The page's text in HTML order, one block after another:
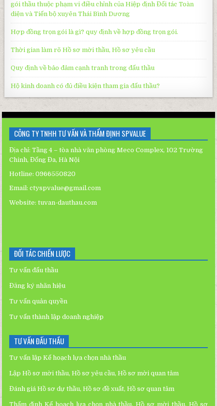
gói thầu thuộc phạm vi điều chỉnh của Hiệp định Đối tác Toàn
diện và Tiến bộ xuyên Thái Bình Dương
Hợp đồng trọn gói là gì? quy định về hợp đồng trọn gói.
Thời gian làm rõ Hồ sơ mời thầu, Hồ sơ yêu cầu
Quy định về bảo đảm cạnh tranh trong đấu thầu
Hộ kinh doanh có đủ điều kiện tham gia đấu thầu?
CÔNG TY TNHH TƯ VẤN VÀ THẨM ĐỊNH SPVALUE
Địa chỉ: Tầng 4 – tòa nhà văn phòng Meco Complex, 102 Trường
Chinh, Đống Đa, Hà Nội
Hotline: 0966550820
Email: ctyspvalue@gmail.com
Website:tuvan-dauthau.com
ĐỐI TÁC CHIẾN LƯỢC
Tư vấn đấu thầu
Đăng ký nhãn hiệu
Tư vấn quản quyền
Tư vấn thành lập doanh nghiệp
TƯ VẤN ĐẤU THẦU
Tư vấn lập Kế hoạch lựa chọn nhà thầu
Lập Hồ sơ mời thầu, Hồ sơ yêu cầu, Hồ sơ mời quan tâm
Đánh giá Hồ sơ dự thầu, Hồ sơ đề xuất, Hồ sơ quan tâm
Thẩm định Kế hoạch lựa chọn nhà thầu, Hồ sơ mời thầu, Hồ sơ